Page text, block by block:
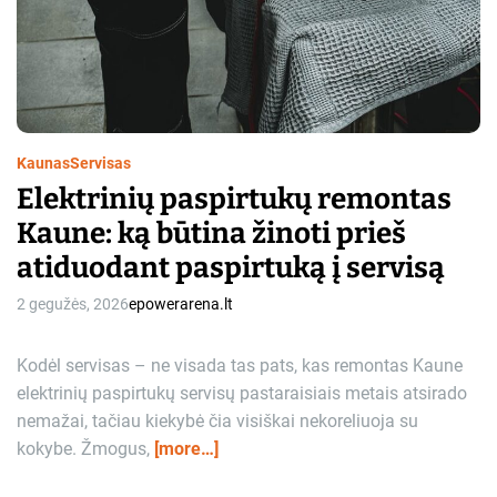
KaunasServisas
Elektrinių paspirtukų remontas
Kaune: ką būtina žinoti prieš
atiduodant paspirtuką į servisą
2 gegužės, 2026epowerarena.lt
Kodėl servisas – ne visada tas pats, kas remontas Kaune
elektrinių paspirtukų servisų pastaraisiais metais atsirado
nemažai, tačiau kiekybė čia visiškai nekoreliuoja su
kokybe. Žmogus, [more…]